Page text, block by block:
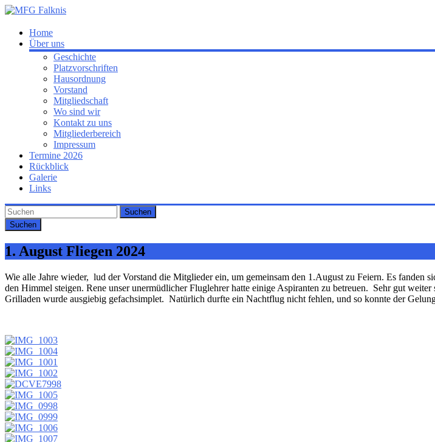
Zum
springen
MFG
Falknis
Willkommen
Homepage
Home
Über uns
Geschichte
Platzvorschriften
Hausordnung
Vorstand
Mitgliedschaft
Wo sind wir
Kontakt zu uns
Mitgliederbereich
Impressum
Termine 2026
Rückblick
Galerie
Links
Suchen
1. August Fliegen 2024
Wie alle Jahre wieder, lud der Vorstand die Mitglieder ein, um gemeinsam den 1.August zu Feiern. Es
den Himmel steigen. Rene unser unermüdlicher Fluglehrer hatte einige Aspiranten zu betreuen. Sehr gut
Grilladen wurde ausgiebig gefachsimplet. Natürlich durfte ein Nachtflug nicht fehlen, und so konnte der